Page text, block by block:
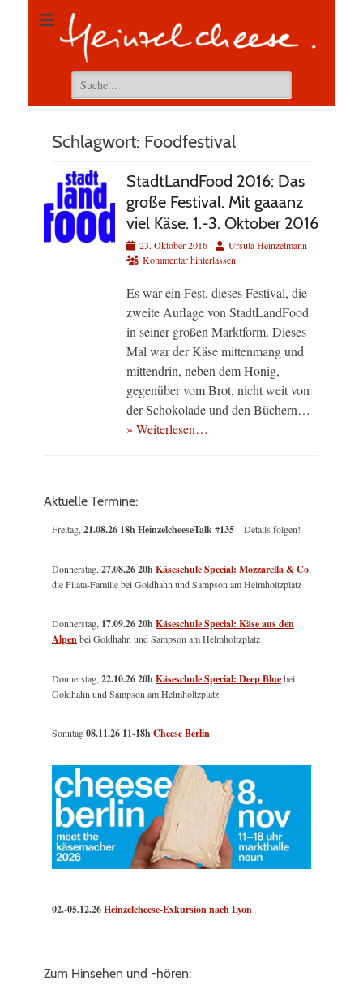
Suchen
nach:
Schlagwort: Foodfestival
StadtLandFood 2016: Das
große Festival. Mit gaaanz
viel Käse. 1.-3. Oktober 2016
Veröffentlicht
am
23. Oktober 2016 AutorUrsula Heinzelmann
Kommentar hinterlassen
Es war ein Fest, dieses Festival, die
zweite Auflage von StadtLandFood
in seiner großen Marktform. Dieses
Mal war der Käse mittenmang und
mittendrin, neben dem Honig,
gegenüber vom Brot, nicht weit von
der Schokolade und den Büchern…
» Weiterlesen…
Aktuelle Termine:
Freitag,21.08.26 18h HeinzelcheeseTalk #135– Details folgen!
Donnerstag,27.08.26 20hKäseschule Special: Mozzarella & Co,
die Filata-Familie bei Goldhahn und Sampson am Helmholtzplatz
Donnerstag, 17.09.26 20hKäseschule Special: Käse aus den
Alpenbei Goldhahn und Sampson am Helmholtzplatz
Donnerstag,22.10.26 20hKäseschule Special: Deep Bluebei
Goldhahn und Sampson am Helmholtzplatz
Sonntag08.11.26 11-18hCheese Berlin
02.-05.12.26Heinzelcheese-Exkursion nach Lyon
Zum Hinsehen und -hören: